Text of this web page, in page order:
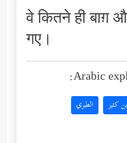
वे कितने ही बाग़
गए।
Arabic
كثير الطبري